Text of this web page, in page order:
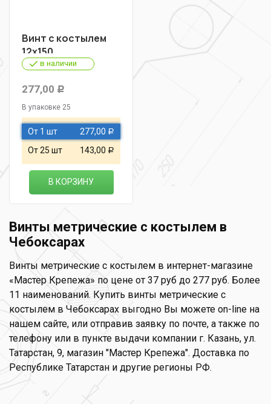
Винт с костылем
12х150
в наличии
277,00 Р
В упаковке 25
От 1 шт 277,00 Р
От 25 шт 143,00 Р
В КОРЗИНУ
Винты метрические с костылем в
Чебоксарах
Винты метрические с костылем в интернет-магазине
«Мастер Крепежа» по цене от 37 руб до 277 руб. Более
11 наименований. Купить винты метрические с
костылем в Чебоксарах выгодно Вы можете on-line на
нашем сайте, или отправив заявку по почте, а также по
телефону или в пункте выдачи компании г. Казань, ул.
Татарстан, 9, магазин "Мастер Крепежа". Доставка по
Республике Татарстан и другие регионы РФ.